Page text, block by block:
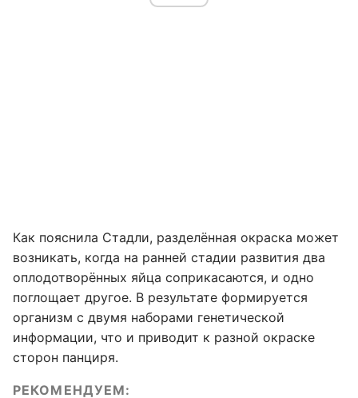
Как пояснила Стадли, разделённая окраска может
возникать, когда на ранней стадии развития два
оплодотворённых яйца соприкасаются, и одно
поглощает другое. В результате формируется
организм с двумя наборами генетической
информации, что и приводит к разной окраске
сторон панциря.
РЕКОМЕНДУЕМ: